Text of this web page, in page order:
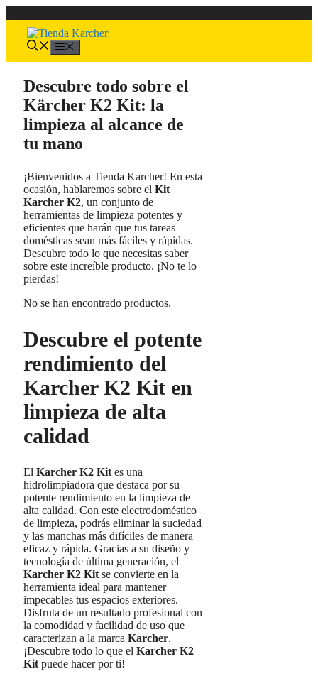
al
contenido
Descubre todo sobre el
Kärcher K2 Kit: la
limpieza al alcance de
tu mano
¡Bienvenidos a Tienda Karcher! En esta
ocasión, hablaremos sobre el Kit
Karcher K2, un conjunto de
herramientas de limpieza potentes y
eficientes que harán que tus tareas
domésticas sean más fáciles y rápidas.
Descubre todo lo que necesitas saber
sobre este increíble producto. ¡No te lo
pierdas!
No se han encontrado productos.
Descubre el potente
rendimiento del
Karcher K2 Kit en
limpieza de alta
calidad
El Karcher K2 Kit es una
hidrolimpiadora que destaca por su
potente rendimiento en la limpieza de
alta calidad. Con este electrodoméstico
de limpieza, podrás eliminar la suciedad
y las manchas más difíciles de manera
eficaz y rápida. Gracias a su diseño y
tecnología de última generación, el
Karcher K2 Kit se convierte en la
herramienta ideal para mantener
impecables tus espacios exteriores.
Disfruta de un resultado profesional con
la comodidad y facilidad de uso que
caracterizan a la marca Karcher.
¡Descubre todo lo que el Karcher K2
Kit puede hacer por ti!